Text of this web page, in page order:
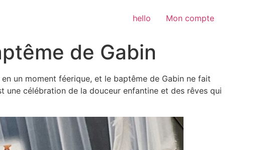
hello Mon compte
de Gabin
un moment féerique, et le baptême de Gabin ne fait
une célébration de la douceur enfantine et des rêves qui